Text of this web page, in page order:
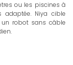
ou les piscines à
adaptée. Niya cible
un robot sans câble